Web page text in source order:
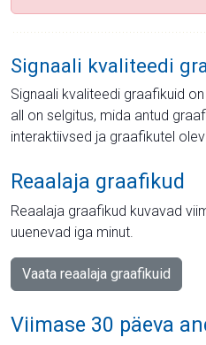
Signaali kvaliteedi
Signaali kvaliteedi graafikuid
all on selgitus, mida antud
interaktiivsed ja graafikutel
Reaalaja graafikud
Reaalaja graafikud kuvavad
uuenevad iga minut.
Vaata reaalaja graafikuid
Viimase 30 päeva